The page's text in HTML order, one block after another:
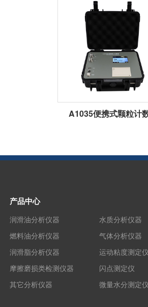
A1035便携式颗粒计
产品中心
润滑油分析仪器
燃料油分析仪器
润滑脂分析仪器
摩擦磨损类检测仪器
其它分析仪器
水质分析仪器
气体分析仪器
运动粘度测定
闪点测定仪
微量水分测定